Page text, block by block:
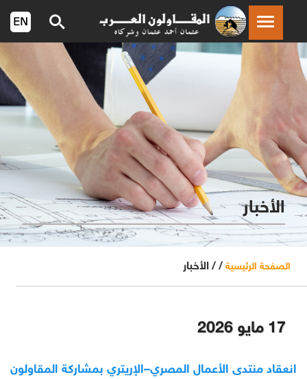
الأخبار
الصفحة الرئيسية / / الأخبار
17 مايو 2026
انعقاد منتدى الأعمال المصري–الإريتري بمشاركة المقاولون